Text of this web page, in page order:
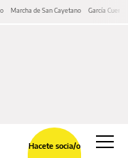
Marcha de San Cayetano García Cuerva
Hacete socia/o